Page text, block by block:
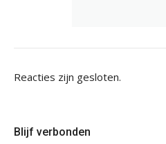
Reacties zijn gesloten.
Blijf verbonden